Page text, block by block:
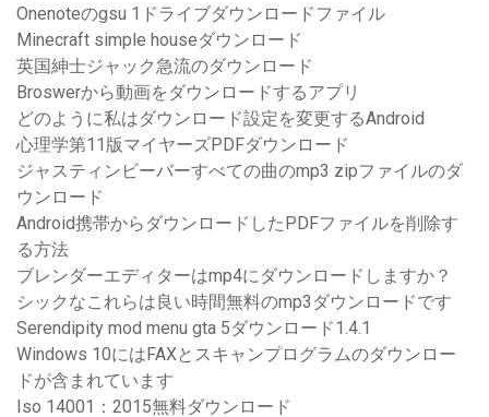
Onenoteのgsu 1ドライブダウンロードファイル
Minecraft simple houseダウンロード
英国紳士ジャック急流のダウンロード
Broswerから動画をダウンロードするアプリ
どのように私はダウンロード設定を変更するAndroid
心理学第11版マイヤーズPDFダウンロード
ジャスティンビーバーすべての曲のmp3 zipファイルのダ
ウンロード
Android携帯からダウンロードしたPDFファイルを削除す
る方法
ブレンダーエディターはmp4にダウンロードしますか？
シックなこれらは良い時間無料のmp3ダウンロードです
Serendipity mod menu gta 5ダウンロード1.4.1
Windows 10にはFAXとスキャンプログラムのダウンロー
ドが含まれています
Iso 14001：2015無料ダウンロード